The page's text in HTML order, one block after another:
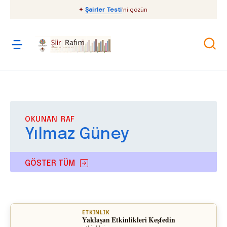
✦ Şairler Testi'ni çözün
OKUNAN RAF
GÖSTER TÜM
Yılmaz Güney
ETKINLIK
Yaklaşan Etkinlikleri Keşfedin